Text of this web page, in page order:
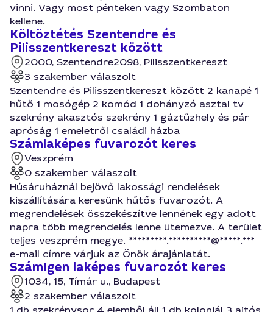
vinni. Vagy most pénteken vagy Szombaton
kellene.
Költöztétés Szentendre és
Pilisszentkereszt között
2000, Szentendre2098, Pilisszentkereszt
3 szakember válaszolt
Szentendre és Pilisszentkereszt között 2 kanapé 1
hűtő 1 mosógép 2 komód 1 dohányzó asztal tv
szekrény akasztós szekrény 1 gáztűzhely és pár
apróság 1 emeletről családi házba
Számlaképes fuvarozót keres
Veszprém
0 szakember válaszolt
Húsáruháznál bejövő lakossági rendelések
kiszállítására keresünk hűtős fuvarozót. A
megrendelések összekészítve lennének egy adott
napra több megrendelés lenne ütemezve. A terület
teljes veszprém megye. *********.**********@*****.***
e-mail címre várjuk az Önök árajánlatát.
SzámIgen laképes fuvarozót keres
1034, 15, Tímár u., Budapest
2 szakember válaszolt